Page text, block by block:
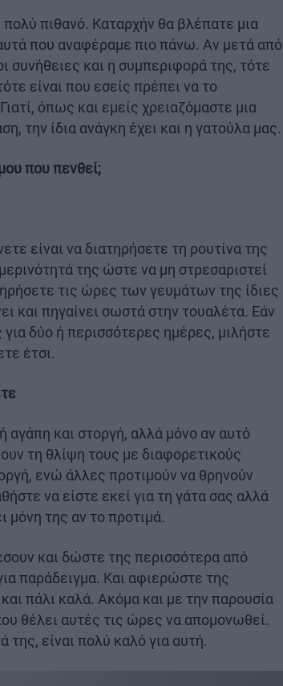
πολύ πιθανό. Καταρχήν θα βλέπατε μια
που αναφέραμε πιο πάνω. Αν μετά από
συνήθειες και η συμπεριφορά της, τότε
είναι που εσείς πρέπει να το
όπως και εμείς χρειαζόμαστε μια
την ίδια ανάγκη έχει και η γατούλα μας.
που πενθεί;
είναι να διατηρήσετε τη ρουτίνα της
της ώστε να μη στρεσαριστεί
τις ώρες των γευμάτων της ίδιες
και πηγαίνει σωστά στην τουαλέτα. Εάν
δύο ή περισσότερες ημέρες, μιλήστε
έτσι.
και στοργή, αλλά μόνο αν αυτό
τη θλίψη τους με διαφορετικούς
ενώ άλλες προτιμούν να θρηνούν
να είστε εκεί για τη γάτα σας αλλά
μόνη της αν το προτιμά.
και δώστε της περισσότερα από
παράδειγμα. Και αφιερώστε της
πάλι καλά. Ακόμα και με την παρουσία
θέλει αυτές τις ώρες να απομονωθεί.
της, είναι πολύ καλό για αυτή.